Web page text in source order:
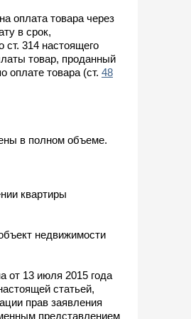
оплата товара через
в срок,
ст. 314 настоящего
товар, проданный
оплате товара (ст. 48
в полном объеме.
квартиры
недвижимости
от 13 июля 2015 года
статьей,
прав заявления
представлением